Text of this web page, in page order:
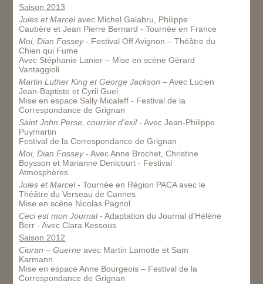
Saison 2013
Jules et Marcelavec Michel Galabru, Philippe
Caubère et Jean Pierre Bernard - Tournée en France
Moi, Dian Fossey- Festival Off Avignon – Théâtre du
Chien qui Fume
Avec Stéphanie Lanier – Mise en scène Gérard
Vantaggioli
Martin Luther King et George Jackson – Avec Lucien
Jean-Baptiste et Cyril Guei
Mise en espace Sally Micaleff - Festival de la
Correspondance de Grignan
Saint John Perse, courrier d’exil- Avec Jean-Philippe
Puymartin
Festival de la Correspondance de Grignan
Moi, Dian Fossey- Avec Anne Brochet, Christine
Boysson et Marianne Denicourt - Festival
Atmosphères
Jules et Marcel- Tournée en Région PACA avec le
Théâtre du Verseau de Cannes
Mise en scène Nicolas Pagnol
Ceci est mon Journal- Adaptation du Journal d’Hélène
Berr - Avec Clara Kessous
Saison 2012
Cioran – Guerne avec Martin Lamotte et Sam
Karmann
Mise en espace Anne Bourgeois – Festival de la
Correspondance de Grignan